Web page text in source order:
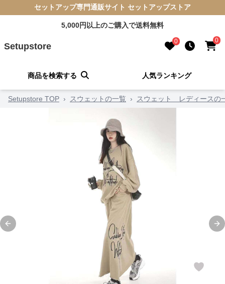
セットアップ専門通販サイト セットアップストア
5,000円以上のご購入で送料無料
Setupstore 0 0
商品を検索する 人気ランキング
Setupstore TOP › スウェットの一覧 › スウェット レディースの
Previous slide